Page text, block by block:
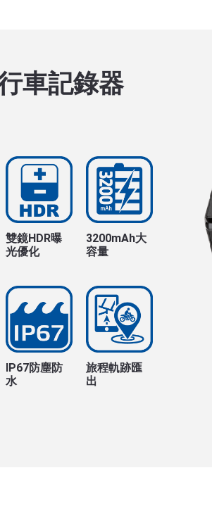
車記錄器
雙鏡HDR曝
光優化
3200mAh大
容量
IP67防塵防
水
旅程軌跡匯
出